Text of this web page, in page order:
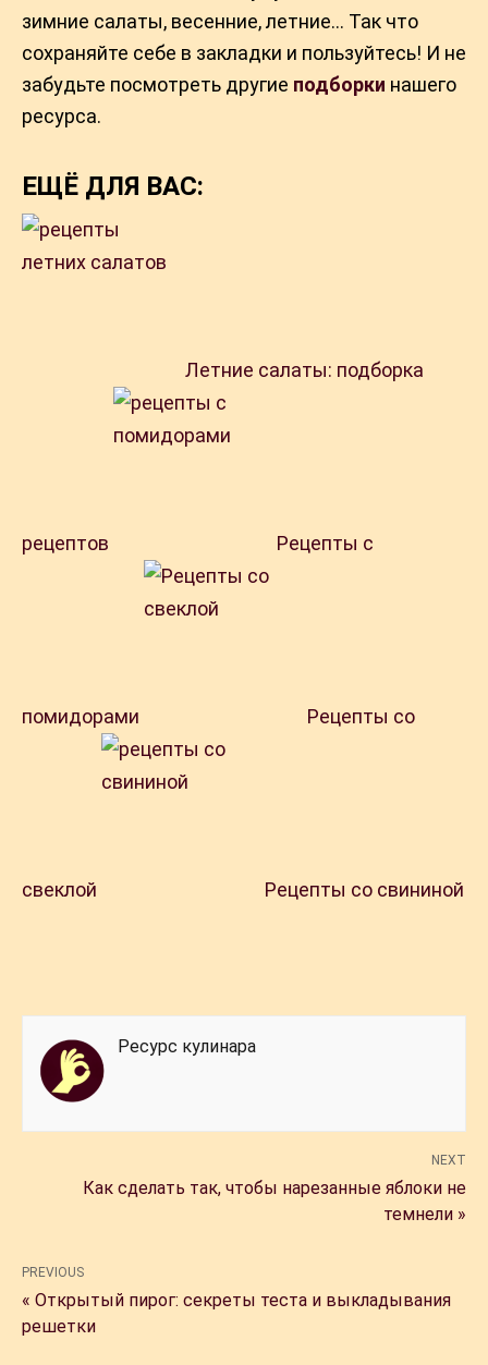
зимние салаты, весенние, летние… Так что
сохраняйте себе в закладки и пользуйтесь! И не
забудьте посмотреть другие подборки нашего
ресурса.
ЕЩЁ ДЛЯ ВАС:
Летние салаты: подборка
рецептов Рецепты с
помидорами Рецепты со
свеклой Рецепты со свининой
Ресурс кулинара
NEXT
Как сделать так, чтобы нарезанные яблоки не
темнели »
PREVIOUS
« Открытый пирог: секреты теста и выкладывания
решетки